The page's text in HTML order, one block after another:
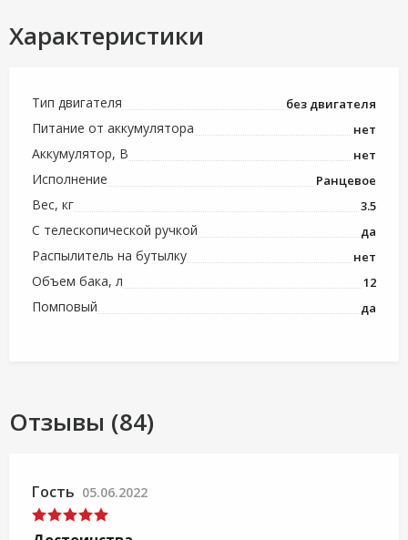
Характеристики
Тип двигателя без двигателя
Питание от аккумулятора нет
Аккумулятор, В нет
Исполнение Ранцевое
Вес, кг 3.5
С телескопической ручкой да
Распылитель на бутылку нет
Объем бака, л 12
Помповый да
Отзывы (84)
Гость 05.06.2022